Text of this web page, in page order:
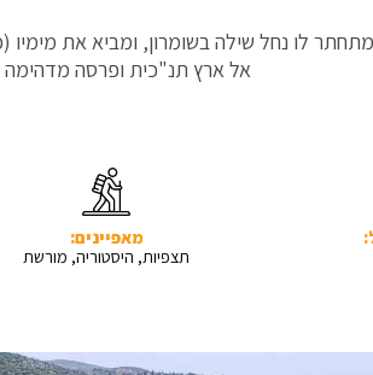
לו נחל שילה בשומרון, ומביא את מימיו
אל ארץ תנ"כית ופרסה
מאפיינים:
תצפיות, היסטוריה, מורשת